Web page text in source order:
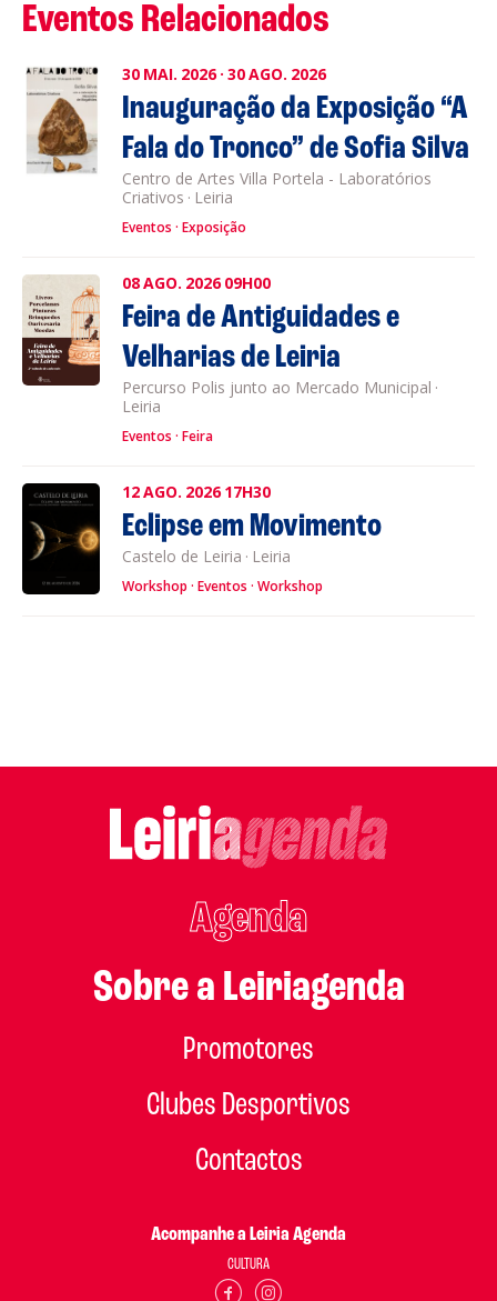
Eventos Relacionados
30 MAI. 2026 · 30AGO. 2026
Inauguração da Exposição “A
Fala do Tronco” de Sofia Silva
Centro de Artes Villa Portela - Laboratórios
Criativos · Leiria
Eventos Exposição
08AGO. 2026 09H00
Feira de Antiguidades e
Velharias de Leiria
Percurso Polis junto ao Mercado Municipal ·
Leiria
Eventos Feira
12AGO. 2026 17H30
Eclipse em Movimento
Castelo de Leiria · Leiria
Workshop Eventos Workshop
Agenda
Sobre a Leiriagenda
Promotores
Clubes Desportivos
Contactos
Acompanhe a Leiria Agenda
CULTURA